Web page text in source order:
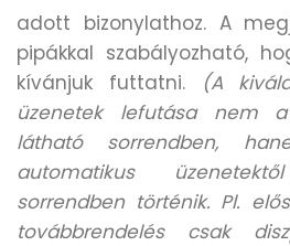
adott bizonylathoz. A
pipákkal szabályozható,
kívánjuk futtatni.
(A
üzenetek lefutása nem a
látható sorrendben,
automatikus
sorrendben történik. Pl.
továbbrendelés csak